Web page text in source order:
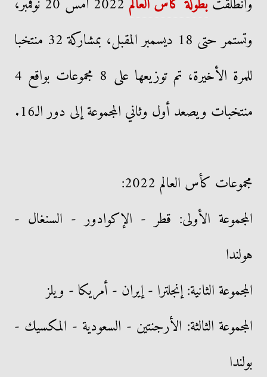
وانطلقتبطولة كأس العالم
2022 أمس 20 نوفمبر،
وتستمر حتى 18 ديسمبر المقبل، بمشاركة 32 منتخبا
للمرة الأخيرة، تم توزيعها على 8 مجموعات بواقع 4
منتخبات ويصعد أول وثاني المجموعة إلى دور الـ16.
مجموعات كأس العالم 2022:
المجموعة الأولى: قطر - الإكوادور - السنغال -
هولندا
المجموعة الثانية: إنجلترا - إيران - أمريكا - ويلز
المجموعة الثالثة: الأرجنتين - السعودية - المكسيك -
بولندا